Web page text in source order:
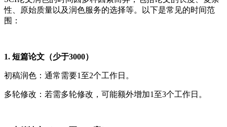
性、原始质量以及润色服务的选择等。以下是常见的时间范
围：
1. 短篇论文（少于3000）
初稿润色：通常需要1至2个工作日。
多轮修改：若需多轮修改，可能额外增加1至3个工作日。